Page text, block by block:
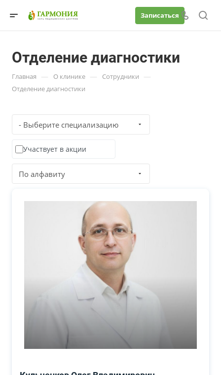
Записаться
Отделение диагностики
Главная — О клинике — Сотрудники —
Отделение диагностики
- Выберите специализацию
Участвует в акции
По алфавиту